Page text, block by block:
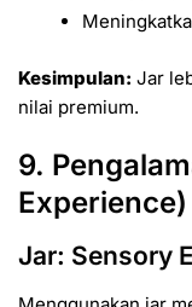
Kesimpulan: Jar
nilai premium.
9.
Experience)
Jar: Sensory